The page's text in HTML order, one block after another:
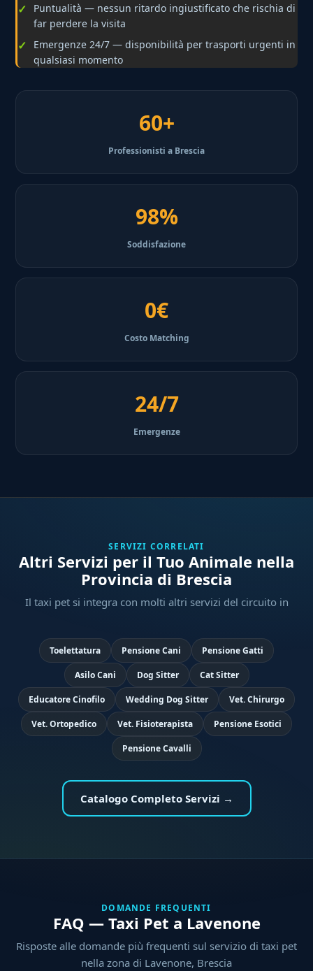
Puntualità — nessun ritardo ingiustificato che rischia di
far perdere la visita
Emergenze 24/7 — disponibilità per trasporti urgenti in
qualsiasi momento
60+
Professionisti a Brescia
98%
Soddisfazione
0€
Costo Matching
24/7
Emergenze
SERVIZI CORRELATI
Altri Servizi per il Tuo Animale nella
Provincia di Brescia
Il taxi pet si integra con molti altri servizi del circuito in
Toelettatura Pensione Cani Pensione Gatti
Asilo Cani Dog Sitter Cat Sitter
Educatore Cinofilo Wedding Dog Sitter Vet. Chirurgo
Vet. Ortopedico Vet. Fisioterapista Pensione Esotici
Pensione Cavalli
Catalogo Completo Servizi →
DOMANDE FREQUENTI
FAQ — Taxi Pet a Lavenone
Risposte alle domande più frequenti sul servizio di taxi pet
nella zona di Lavenone, Brescia